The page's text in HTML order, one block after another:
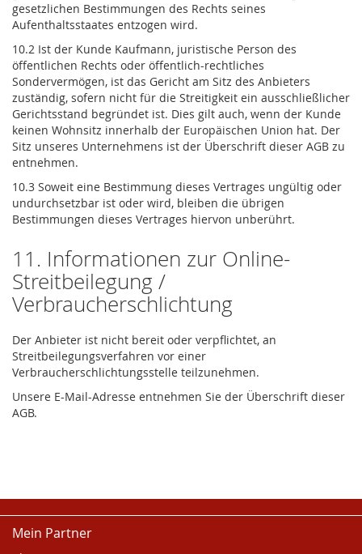
gesetzlichen Bestimmungen des Rechts seines
Aufenthaltsstaates entzogen wird.
10.2 Ist der Kunde Kaufmann, juristische Person des
öffentlichen Rechts oder öffentlich-rechtliches
Sondervermögen, ist das Gericht am Sitz des Anbieters
zuständig, sofern nicht für die Streitigkeit ein ausschließlicher
Gerichtsstand begründet ist. Dies gilt auch, wenn der Kunde
keinen Wohnsitz innerhalb der Europäischen Union hat. Der
Sitz unseres Unternehmens ist der Überschrift dieser AGB zu
entnehmen.
10.3 Soweit eine Bestimmung dieses Vertrages ungültig oder
undurchsetzbar ist oder wird, bleiben die übrigen
Bestimmungen dieses Vertrages hiervon unberührt.
11. Informationen zur Online-
Streitbeilegung /
Verbraucherschlichtung
Der Anbieter ist nicht bereit oder verpflichtet, an
Streitbeilegungsverfahren vor einer
Verbraucherschlichtungsstelle teilzunehmen.
Unsere E-Mail-Adresse entnehmen Sie der Überschrift dieser
AGB.
Mein Partner